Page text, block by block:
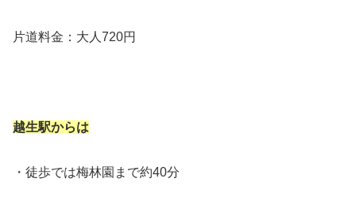
片道料金：大人720円
越生駅からは
・徒歩では梅林園まで約40分